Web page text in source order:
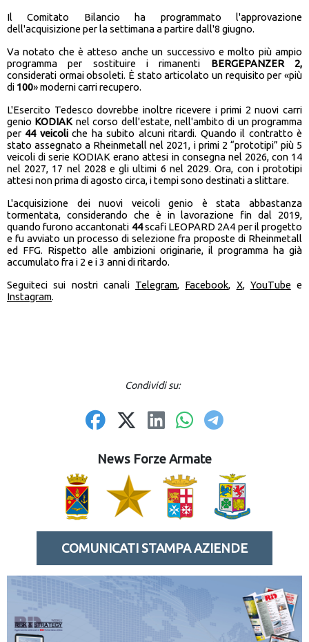
Il Comitato Bilancio ha programmato l'approvazione
dell'acquisizione per la settimana a partire dall'8 giugno.
Va notato che è atteso anche un successivo e molto più ampio
programma per sostituire i rimanenti BERGEPANZER 2,
considerati ormai obsoleti. È stato articolato un requisito per «più
di 100» moderni carri recupero.
L'Esercito Tedesco dovrebbe inoltre ricevere i primi 2 nuovi carri
genio KODIAK nel corso dell'estate, nell'ambito di un programma
per 44 veicoliche ha subito alcuni ritardi. Quando il contratto è
stato assegnato a Rheinmetall nel 2021, i primi 2 “prototipi” più 5
veicoli di serie KODIAK erano attesi in consegna nel 2026, con 14
nel 2027, 17 nel 2028 e gli ultimi 6 nel 2029. Ora, con i prototipi
attesi non prima di agosto circa, i tempi sono destinati a slittare.
L'acquisizione dei nuovi veicoli genio è stata abbastanza
tormentata, considerando che è in lavorazione fin dal 2019,
quando furono accantonati 44scafi LEOPARD 2A4 per il progetto
e fu avviato un processo di selezione fra proposte di Rheinmetall
ed FFG. Rispetto alle ambizioni originarie, il programma ha già
accumulato fra i 2 e i 3 anni di ritardo.
Seguiteci sui nostri canali Telegram, Facebook, X, YouTube e
Instagram.
Condividi su:
News Forze Armate
COMUNICATI STAMPA AZIENDE